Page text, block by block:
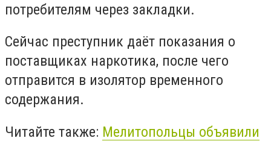
потребителям через закладки.
Сейчас преступник даёт показания о
поставщиках наркотика, после чего
отправится в изолятор временного
содержания.
Читайте также: Мелитопольцы объявили